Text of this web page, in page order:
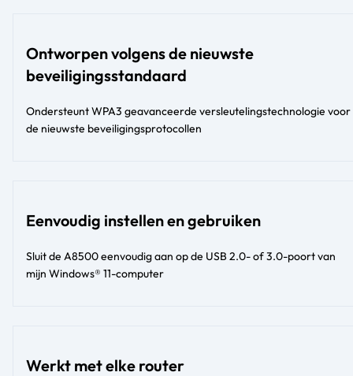
Ontworpen volgens de nieuwste
beveiligingsstandaard
Ondersteunt WPA3 geavanceerde versleutelingstechnologie voor
de nieuwste beveiligingsprotocollen
Eenvoudig instellen en gebruiken
Sluit de A8500 eenvoudig aan op de USB 2.0- of 3.0-poort van
mijn Windows® 11-computer
Werkt met elke router